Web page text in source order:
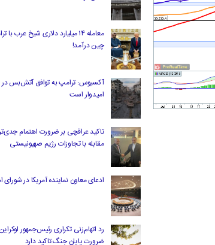
معامله ۱۴ میلیارد دلاری شیخ
چین درآمد!
امیدوار است
تاکید عراقچی بر ضرورت اهتمام
مقابله با تجاوزات رژیم صهیونیستی
ادعای معاون نماینده آمریکا در شورای
رد اتهام‌زنی تکراری رئیس‌جمهور
ضرورت پایان جنگ تاکید دارد